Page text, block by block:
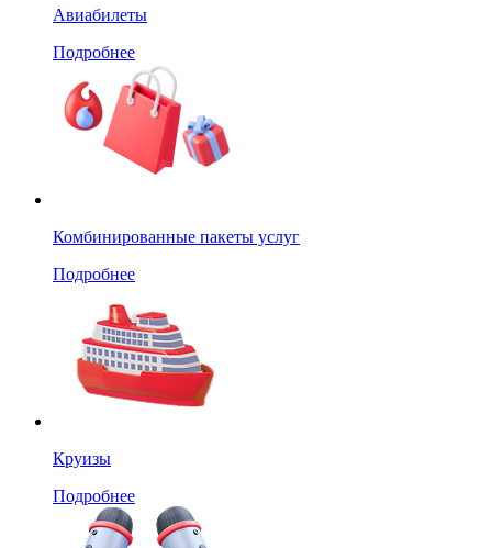
Авиабилеты
Подробнее
Комбинированные пакеты услуг
Подробнее
Круизы
Подробнее